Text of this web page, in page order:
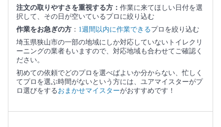
注文の取りやすさを重視する方： 作業に来てほしい日付を選
択して、その日が空いているプロに絞り込む
作業をお急ぎの方 ： 1週間以内に作業できるプロを絞り込む
埼玉県狭山市の一部の地域にしか対応していないトイレクリ
ーニングの業者もいますので、対応地域も合わせてご確認く
ださい。
初めての依頼でどのプロを選べばよいか分からない、忙しく
てプロを選ぶ時間がないという方には、ユアマイスターがプ
ロ選びをする おまかせマイスターがおすすめです！